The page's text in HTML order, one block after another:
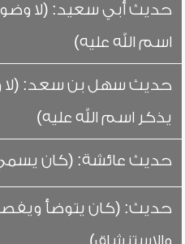
حديث أبي سعيد: (لا
اسم الله عليه)
حديث سهل بن سعد: (لا
يذكر اسم الله عليه)
حديث عائشة: (كان
حديث: (كان يتوضأ